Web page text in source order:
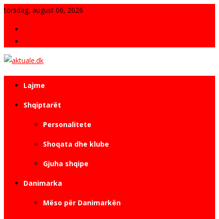
Skip
torsdag, august 06, 2026
aktuale.dk
Lajme
Shqiptarët
Personalitete
Shoqata dhe klube
Gjuha shqipe
Danimarka
Mëso për Danimarkën